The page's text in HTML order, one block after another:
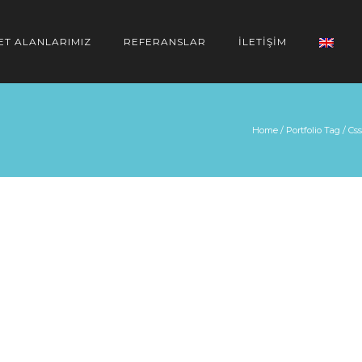
ALANLARIMIZ REFERANSLAR İLETİŞİM
Home / Portfolio Tag / Css